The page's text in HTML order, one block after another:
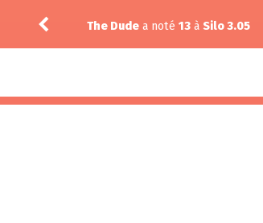
The Dude a noté 13 à Silo 3.05